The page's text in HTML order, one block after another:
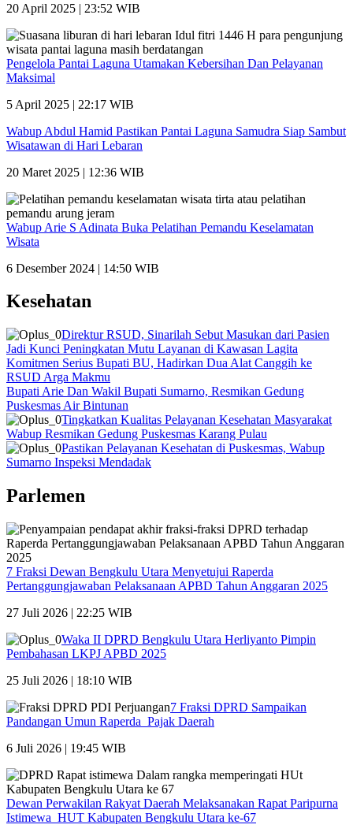
20 April 2025 | 23:52 WIB
Pengelola Pantai Laguna Utamakan Kebersihan Dan Pelayanan
Maksimal
5 April 2025 | 22:17 WIB
Wabup Abdul Hamid Pastikan Pantai Laguna Samudra Siap Sambut
Wisatawan di Hari Lebaran
20 Maret 2025 | 12:36 WIB
Wabup Arie S Adinata Buka Pelatihan Pemandu Keselamatan
Wisata
6 Desember 2024 | 14:50 WIB
Kesehatan
Direktur RSUD, Sinarilah Sebut Masukan dari Pasien
Jadi Kunci Peningkatan Mutu Layanan di Kawasan Lagita
Komitmen Serius Bupati BU, Hadirkan Dua Alat Canggih ke
RSUD Arga Makmu
Bupati Arie Dan Wakil Bupati Sumarno, Resmikan Gedung
Puskesmas Air Bintunan
Tingkatkan Kualitas Pelayanan Kesehatan Masyarakat
Wabup Resmikan Gedung Puskesmas Karang Pulau
Pastikan Pelayanan Kesehatan di Puskesmas, Wabup
Sumarno Inspeksi Mendadak
Parlemen
7 Fraksi Dewan Bengkulu Utara Menyetujui Raperda
Pertanggungjawaban Pelaksanaan APBD Tahun Anggaran 2025
27 Juli 2026 | 22:25 WIB
Waka II DPRD Bengkulu Utara Herliyanto Pimpin
Pembahasan LKPJ APBD 2025
25 Juli 2026 | 18:10 WIB
7 Fraksi DPRD Sampaikan
Pandangan Umun Raperda Pajak Daerah
6 Juli 2026 | 19:45 WIB
Dewan Perwakilan Rakyat Daerah Melaksanakan Rapat Paripurna
Istimewa HUT Kabupaten Bengkulu Utara ke-67